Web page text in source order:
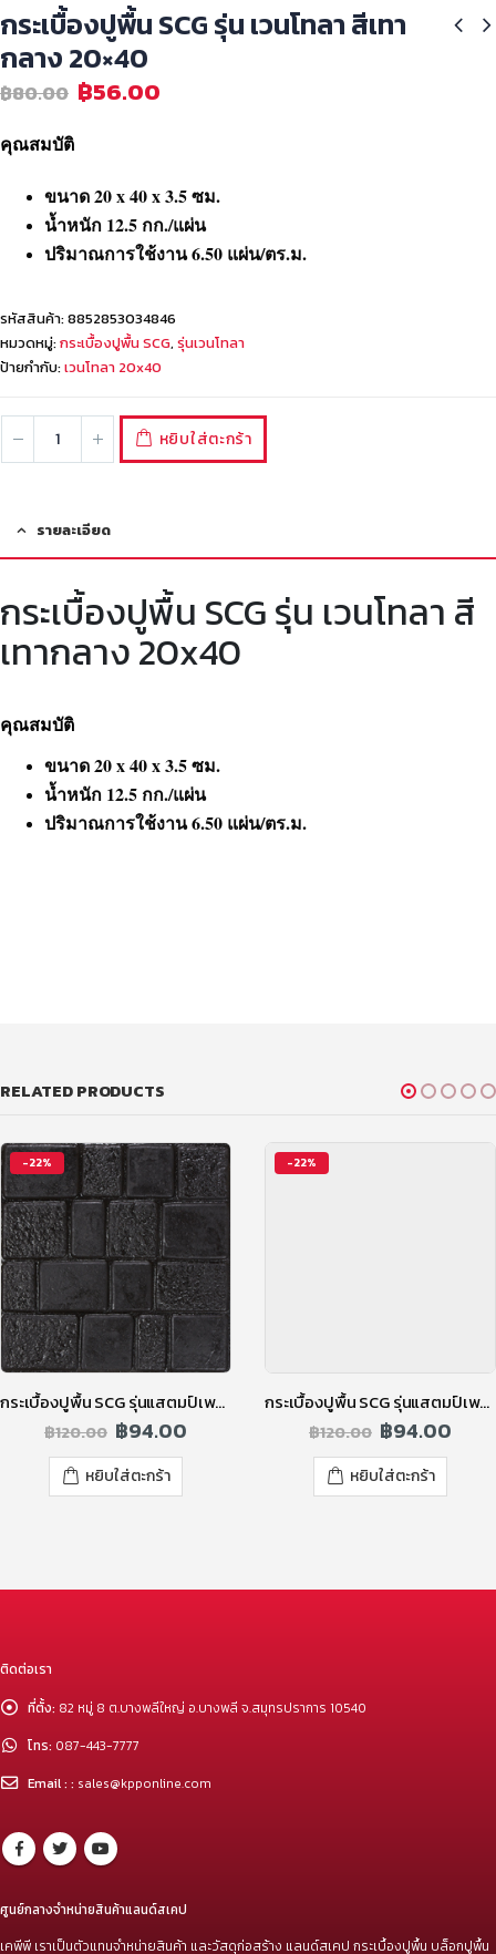
กระเบื้องปูพื้น SCG รุ่น เวนโทลา สีเทา
กลาง 20×40
฿80.00 ฿56.00
คุณสมบัติ
ขนาด 20 x 40 x 3.5 ซม.
น้ำหนัก 12.5 กก./แผ่น
ปริมาณการใช้งาน 6.50 แผ่น/ตร.ม.
รหัสสินค้า:8852853034846
หมวดหมู่:กระเบื้องปูพื้น SCG, รุ่นเวนโทลา
ป้ายกำกับ:เวนโทลา 20x40
หยิบใส่ตะกร้า
รายละเอียด
กระเบื้องปูพื้น SCG รุ่น เวนโทลา สี
เทากลาง 20x40
คุณสมบัติ
ขนาด 20 x 40 x 3.5 ซม.
น้ำหนัก 12.5 กก./แผ่น
ปริมาณการใช้งาน 6.50 แผ่น/ตร.ม.
RELATED PRODUCTS
-22%
กระเบื้องปูพื้น SCG รุ่นแสตมป์เพฟ ลายลอนดอน สีดำ
฿120.00 ฿94.00
หยิบใส่ตะกร้า
-22%
กระเบื้องปูพื้น SCG รุ่นแสตมป์เพฟ ลายโคโม่ สีส้ม
฿120.00 ฿94.00
หยิบใส่ตะกร้า
ติดต่อเรา
ที่ตั้ง: 82 หมู่ 8 ต.บางพลีใหญ่ อ.บางพลี จ.สมุทรปราการ 10540
โทร: 087-443-7777
Email : : sales@kpponline.com
ศูนย์กลางจำหน่ายสินค้าแลนด์สเคป
เคพีพี เราเป็นตัวแทนจำหน่ายสินค้า และวัสดุก่อสร้าง แลนด์สเคป กระเบื้องปูพื้น บล็อกปูพื้น